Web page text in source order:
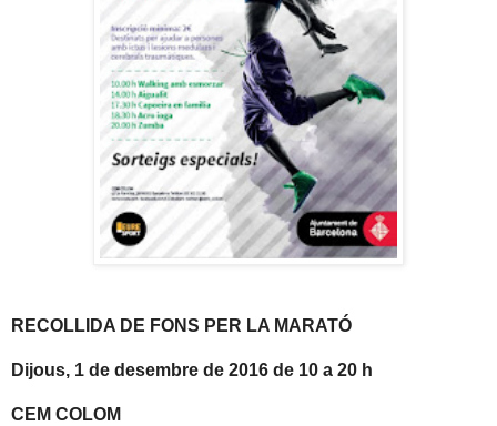
RECOLLIDA DE FONS PER LA MARATÓ
Dijous, 1 de desembre de 2016 de 10 a 20 h
CEM COLOM